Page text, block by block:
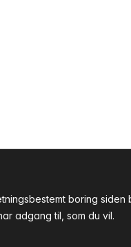
boring
adgang til, som du vil.